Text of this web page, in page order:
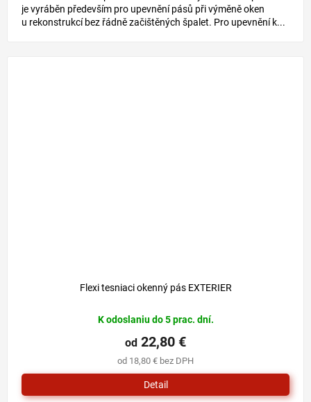
je vyráběn především pro upevnění pásů při výměně oken
u rekonstrukcí bez řádně začištěných špalet. Pro upevnění k...
Flexi tesniaci okenný pás EXTERIER
K odoslaniu do 5 prac. dní.
od 18,80 € bez DPH
od 22,80 €
Detail